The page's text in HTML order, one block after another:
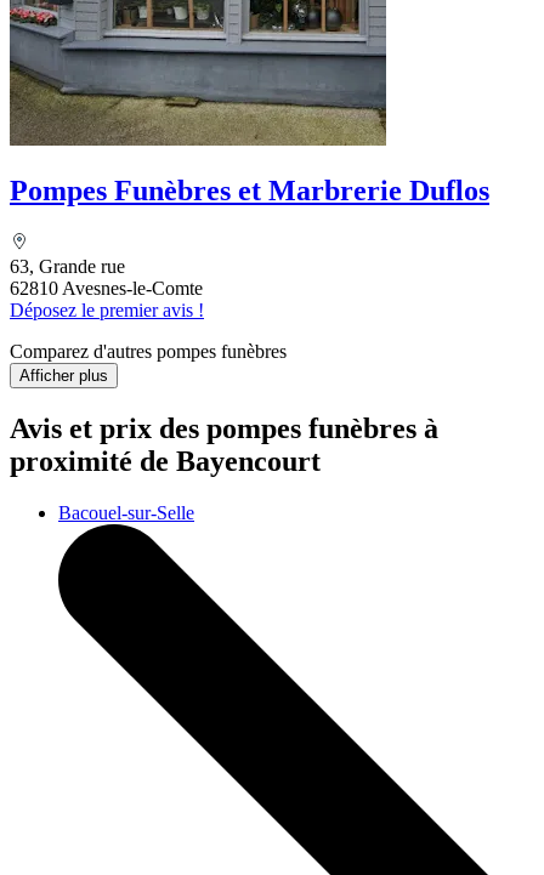
Pompes Funèbres et Marbrerie Duflos
63, Grande rue
62810 Avesnes-le-Comte
Déposez le premier avis !
Comparez d'autres pompes funèbres
Afficher plus
Avis et prix des pompes funèbres à
proximité de Bayencourt
Bacouel-sur-Selle